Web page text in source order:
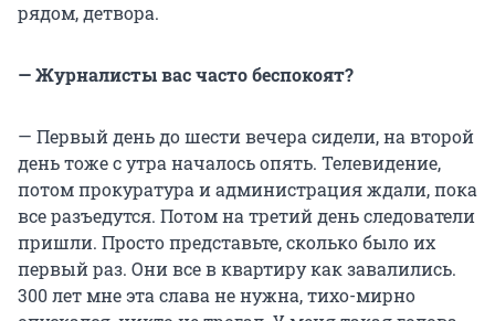
рядом, детвора.
— Журналисты вас часто беспокоят?
— Первый день до шести вечера сидели, на второй
день тоже с утра началось опять. Телевидение,
потом прокуратура и администрация ждали, пока
все разъедутся. Потом на третий день следователи
пришли. Просто представьте, сколько было их
первый раз. Они все в квартиру как завалились.
300 лет мне эта слава не нужна, тихо-мирно